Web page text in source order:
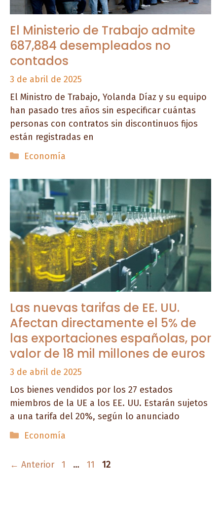
El Ministerio de Trabajo admite
687,884 desempleados no
contados
3 de abril de 2025
El Ministro de Trabajo, Yolanda Díaz y su equipo
han pasado tres años sin especificar cuántas
personas con contratos sin discontinuos fijos
están registradas en
Categorías
Economía
Las nuevas tarifas de EE. UU.
Afectan directamente el 5% de
las exportaciones españolas, por
valor de 18 mil millones de euros
3 de abril de 2025
Los bienes vendidos por los 27 estados
miembros de la UE a los EE. UU. Estarán sujetos
a una tarifa del 20%, según lo anunciado
Categorías
Economía
← Anterior Página
1 … Página
11 Página
12